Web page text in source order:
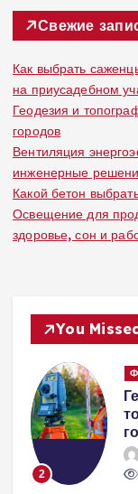
Свежие
Как выбрать
на приусадебном
Геодезия и
городов
Вентиляция
инженерные
Какой бетон
Освещение для
здоровье, сон и
You